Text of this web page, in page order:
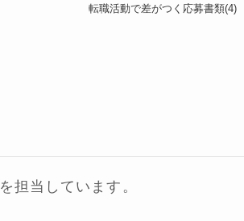
転職活動で差がつく応募書類(4)
担当しています。